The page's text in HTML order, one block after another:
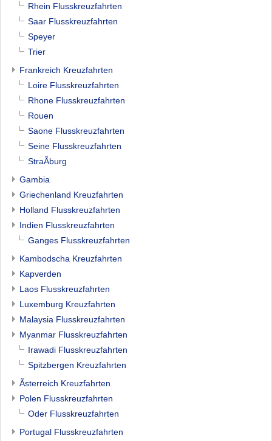
Rhein Flusskreuzfahrten
Saar Flusskreuzfahrten
Speyer
Trier
Frankreich Kreuzfahrten
Loire Flusskreuzfahrten
Rhone Flusskreuzfahrten
Rouen
Saone Flusskreuzfahrten
Seine Flusskreuzfahrten
StraÃburg
Gambia
Griechenland Kreuzfahrten
Holland Flusskreuzfahrten
Indien Flusskreuzfahrten
Ganges Flusskreuzfahrten
Kambodscha Kreuzfahrten
Kapverden
Laos Flusskreuzfahrten
Luxemburg Kreuzfahrten
Malaysia Flusskreuzfahrten
Myanmar Flusskreuzfahrten
Irawadi Flusskreuzfahrten
Spitzbergen Kreuzfahrten
Ãsterreich Kreuzfahrten
Polen Flusskreuzfahrten
Oder Flusskreuzfahrten
Portugal Flusskreuzfahrten